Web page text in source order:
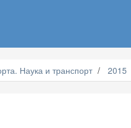
Наука и транспорт 2015